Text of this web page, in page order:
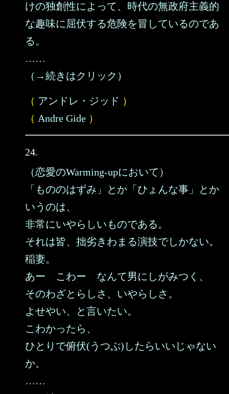
けの独創性によって、時代の無政府主義的
な趣味に屈伏する危険を冒しているのであ
る。
……
（→続きはクリック）
（ アンドレ・ジッド ）
（ Andre Gide ）
24.
（恋愛のWarming-upにおいて）
「もののはずみ」とか「ひょんな事」とか
いうのは、
非常にいやらしいものである。
それは皆、拙劣きわまる演技でしかない。
稲妻。
あー こわー なんて男にしがみつく、
そのわざとらしさ、いやらしさ。
よせやい、と言いたい。
こわかったら、
ひとりで俯伏(うつぶ)したらいいじゃない
か。
……